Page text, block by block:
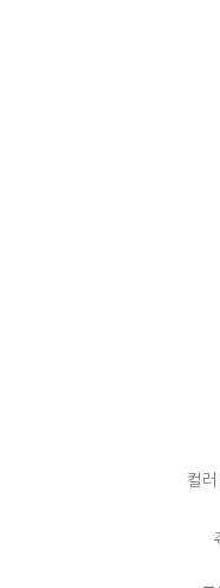
컬